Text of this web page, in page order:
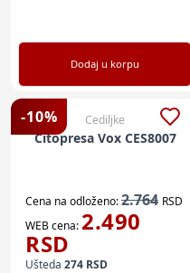
Dodaj u korpu
-10% Cediljke
Citopresa Vox CES8007
Cena na odloženo:2.764 RSD
WEB cena: 2.490
RSD
Ušteda 274 RSD